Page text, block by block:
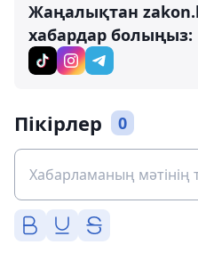
Жаңалықтан
хабардар болыңыз:
Пікірлер 0